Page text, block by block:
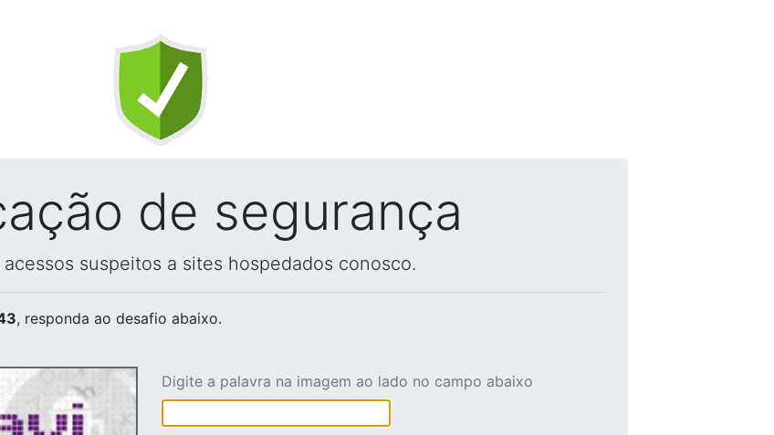
de segurança
suspeitos a sites hospedados conosco.
, responda ao desafio abaixo.
Digite a palavra na imagem ao lado no campo abaixo